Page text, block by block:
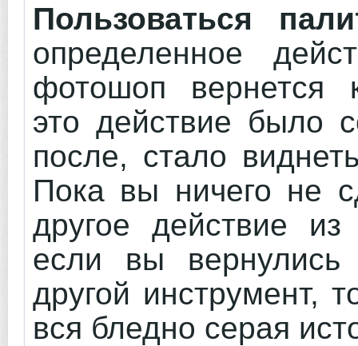
Пользоваться
определенное
фотошоп вернется
это действие было
после, стало
Пока вы ничего не
другое действие
если вы
другой инструмент,
вся бледно серая